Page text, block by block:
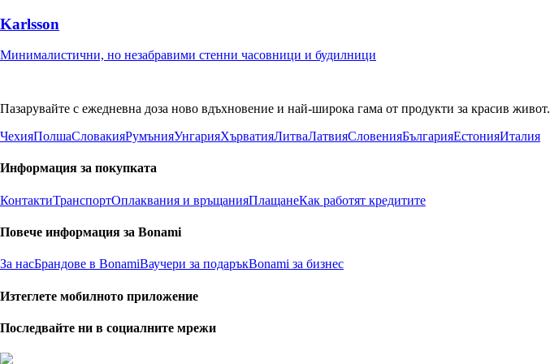
Karlsson
Минималистични, но незабравими стенни часовници и будилници
Пазарувайте с ежедневна доза ново вдъхновение и най-широка гама от продукти за красив живот.
ЧехияПолшаСловакияРумънияУнгарияХърватияЛитваЛатвияСловенияБългарияЕстонияИталия
Информация за покупката
КонтактиТранспортОплаквания и връщанияПлащанеКак работят кредитите
Повече информация за Bonami
За насБрандове в BonamiВаучери за подаръкBonami за бизнес
Изтеглете мобилното приложение
Последвайте ни в социалните мрежи